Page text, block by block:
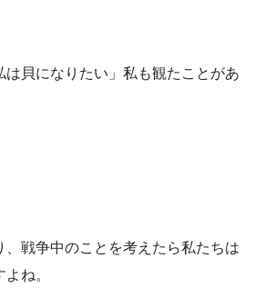
は貝になりたい」私も観たことがあ
、戦争中のことを考えたら私たちは
ね。